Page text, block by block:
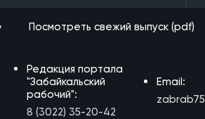
Посмотреть свежий выпуск (pdf)
Редакция портала
"Забайкальский
рабочий":
8 (3022) 35-20-42
Email: